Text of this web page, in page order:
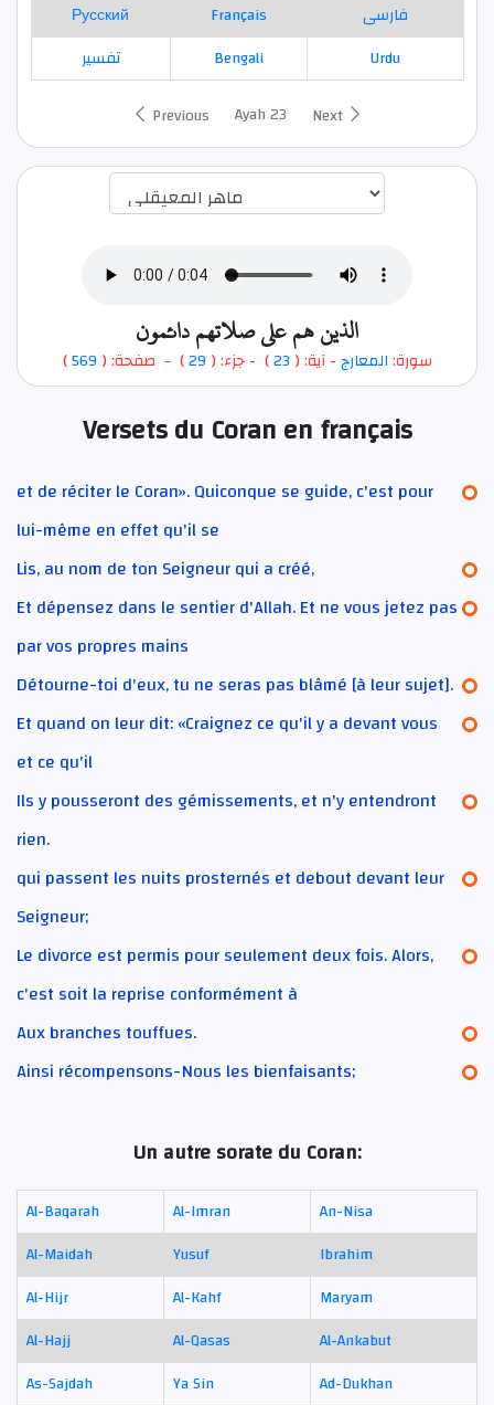
Русский
Français
فارسی
تفسير
Bengali
Urdu
Previous
Ayah 23 Next
الذين هم على صلاتهم دائمون
سورة:المعارج- آية: (23
) - جزء: (29) - صفحة: (569
)
Versets du Coran en français
et de réciter le Coran». Quiconque se guide, c'est pour
lui-même en effet qu'il se
Lis, au nom de ton Seigneur qui a créé,
Et dépensez dans le sentier d'Allah. Et ne vous jetez pas
par vos propres mains
Détourne-toi d'eux, tu ne seras pas blâmé [à leur sujet].
Et quand on leur dit: «Craignez ce qu'il y a devant vous
et ce qu'il
Ils y pousseront des gémissements, et n'y entendront
rien.
qui passent les nuits prosternés et debout devant leur
Seigneur;
Le divorce est permis pour seulement deux fois. Alors,
c'est soit la reprise conformément à
Aux branches touffues.
Ainsi récompensons-Nous les bienfaisants;
Un autre sorate du Coran:
Al-Baqarah Al-Imran
An-Nisa
Al-Maidah
Yusuf
Ibrahim
Al-Hijr
Al-Kahf
Maryam
Al-Hajj
Al-Qasas
Al-Ankabut
As-Sajdah
Ya Sin
Ad-Dukhan